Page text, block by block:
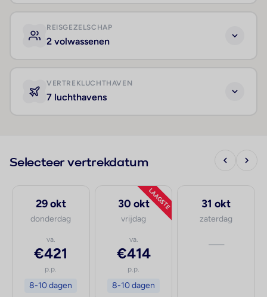
REISGEZELSCHAP
2 volwassenen
VERTREKLUCHTHAVEN
7 luchthavens
Selecteer vertrekdatum
29 okt
donderdag
va.
€421
p.p.
8-10 dagen
LAAGSTE
30 okt
vrijdag
va.
€414
p.p.
8-10 dagen
31 okt
zaterdag
—